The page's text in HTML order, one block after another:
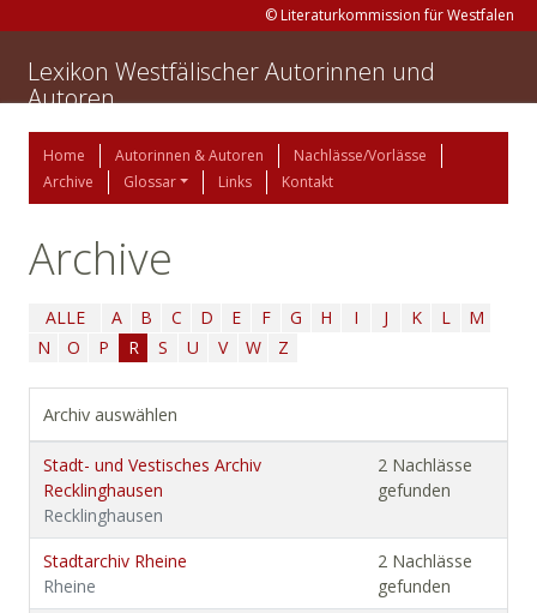
© Literaturkommission für Westfalen
Lexikon Westfälischer Autorinnen und
Autoren
Home Autorinnen & Autoren
Nachlässe/Vorlässe
Archive
Glossar Links Kontakt
Archive
ALLE A B C D E F G H I J K L
M
N
O P R S U V W Z
Archiv auswählen
Stadt- und Vestisches Archiv
Recklinghausen
Recklinghausen
2 Nachlässe
gefunden
Stadtarchiv Rheine
Rheine
2 Nachlässe
gefunden